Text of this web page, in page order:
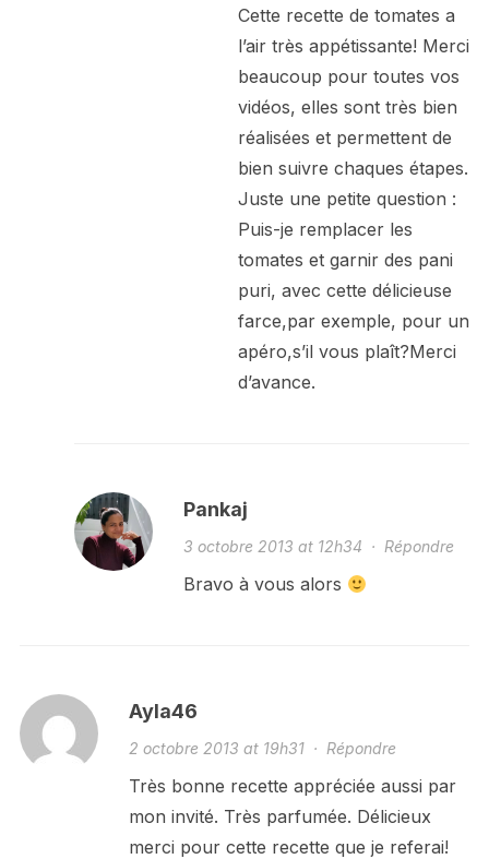
Cette recette de tomates a
l’air très appétissante! Merci
beaucoup pour toutes vos
vidéos, elles sont très bien
réalisées et permettent de
bien suivre chaques étapes.
Juste une petite question :
Puis-je remplacer les
tomates et garnir des pani
puri, avec cette délicieuse
farce,par exemple, pour un
apéro,s’il vous plaît?Merci
d’avance.
Pankaj
3 octobre 2013 at 12h34 · Répondre
Bravo à vous alors
Ayla46
2 octobre 2013 at 19h31· Répondre
Très bonne recette appréciée aussi par
mon invité. Très parfumée. Délicieux
merci pour cette recette que je referai!